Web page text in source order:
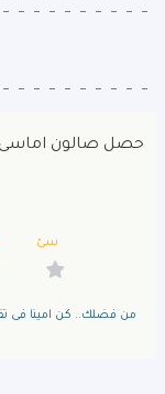
حصل صالون اماسى
سئ
من فضلك.. كن امينا فى